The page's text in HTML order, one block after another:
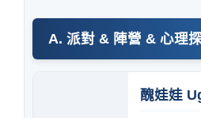
A. 派對 & 陣營 & 心理
醜娃娃